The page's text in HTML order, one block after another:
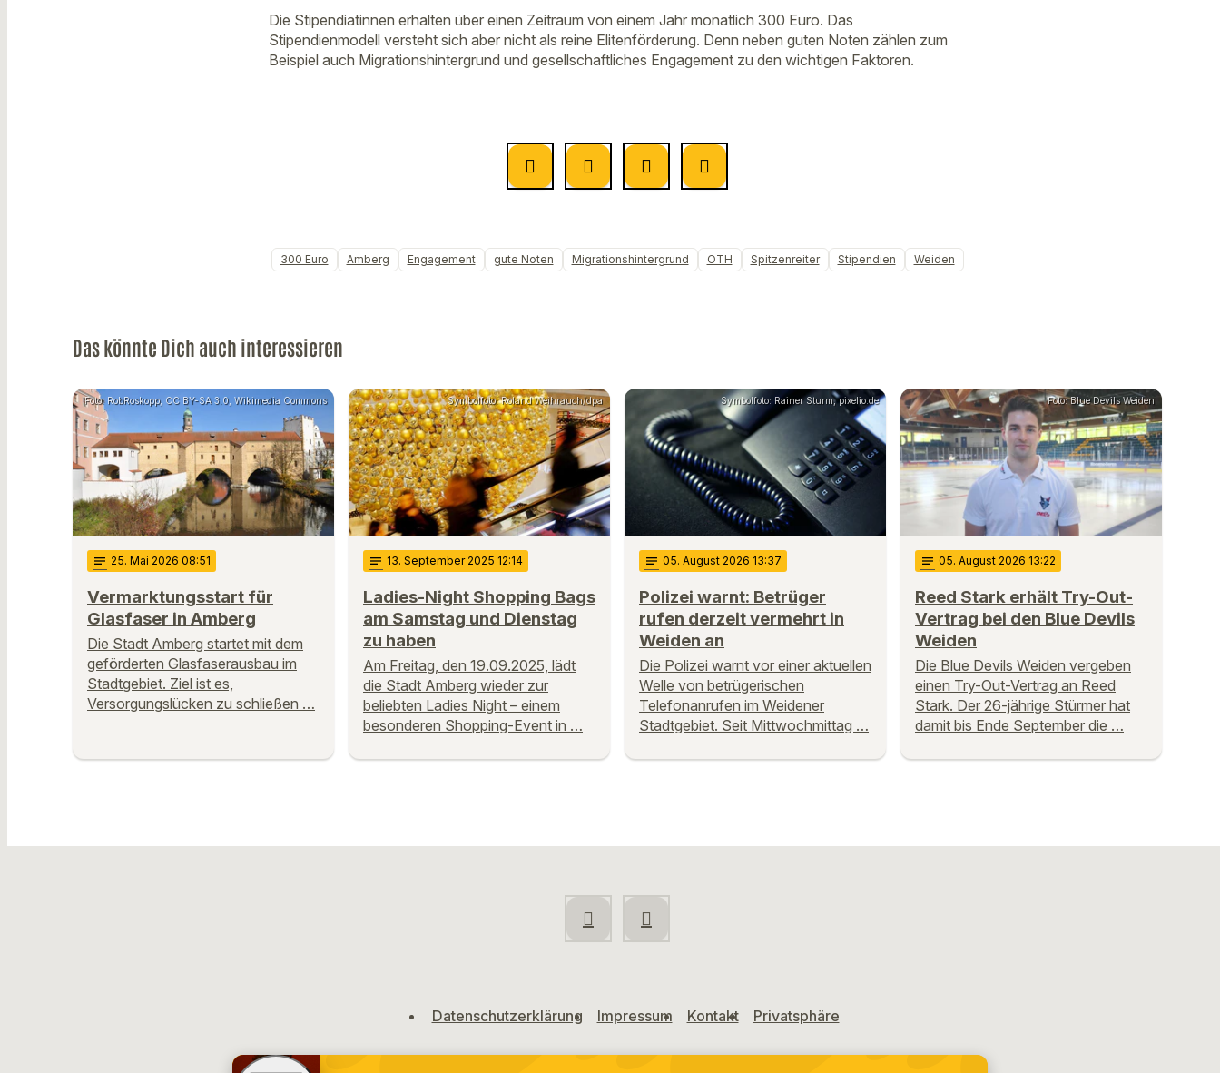
Die Stipendiatinnen erhalten über einen Zeitraum von einem Jahr monatlich 300 Euro. Das
Stipendienmodell versteht sich aber nicht als reine Elitenförderung. Denn neben guten Noten zählen zum
Beispiel auch Migrationshintergrund und gesellschaftliches Engagement zu den wichtigen Faktoren.
300 Euro Amberg Engagement gute Noten Migrationshintergrund OTH Spitzenreiter Stipendien Weiden
Das könnte Dich auch interessieren
Foto: RobRoskopp, CC BY-SA 3.0, Wikimedia Commons
notes 25. Mai 2026 08:51
Vermarktungsstart für
Glasfaser in Amberg
Die Stadt Amberg startet mit dem
geförderten Glasfaserausbau im
Stadtgebiet. Ziel ist es,
Versorgungslücken zu schließen …
Symbolfoto: Roland Weihrauch/dpa
notes 13. September 2025 12:14
Ladies-Night Shopping Bags
am Samstag und Dienstag
zu haben
Am Freitag, den 19.09.2025, lädt
die Stadt Amberg wieder zur
beliebten Ladies Night – einem
besonderen Shopping-Event in …
Symbolfoto: Rainer Sturm, pixelio.de
notes 05. August 2026 13:37
Polizei warnt: Betrüger
rufen derzeit vermehrt in
Weiden an
Die Polizei warnt vor einer aktuellen
Welle von betrügerischen
Telefonanrufen im Weidener
Stadtgebiet. Seit Mittwochmittag …
Foto: Blue Devils Weiden
notes 05. August 2026 13:22
Reed Stark erhält Try-Out-
Vertrag bei den Blue Devils
Weiden
Die Blue Devils Weiden vergeben
einen Try-Out-Vertrag an Reed
Stark. Der 26-jährige Stürmer hat
damit bis Ende September die …
Datenschutzerklärung Impressum Kontakt Privatsphäre